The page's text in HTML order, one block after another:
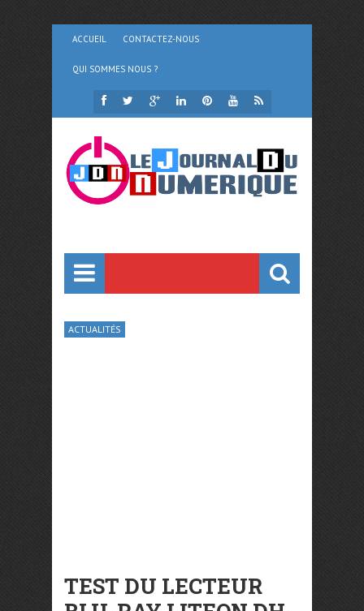
ACCUEIL CONTACTEZ-NOUS
QUI SOMMES NOUS ?
ACTUALITÉS
TEST DU LECTEUR